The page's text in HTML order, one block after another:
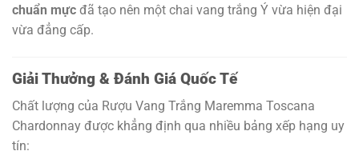
chuẩn mực đã tạo nên một chai vang trắng Ý vừa hiện đại
vừa đẳng cấp.
Giải Thưởng & Đánh Giá Quốc Tế
Chất lượng của Rượu Vang Trắng Maremma Toscana
Chardonnay được khẳng định qua nhiều bảng xếp hạng uy
tín: